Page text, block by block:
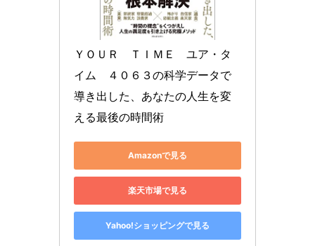
ＹＯＵＲ　ＴＩＭＥ　ユア・タ
イム　４０６３の科学データで
導き出した、あなたの人生を変
える最後の時間術
Amazonで見る
楽天市場で見る
Yahoo!ショッピングで見る